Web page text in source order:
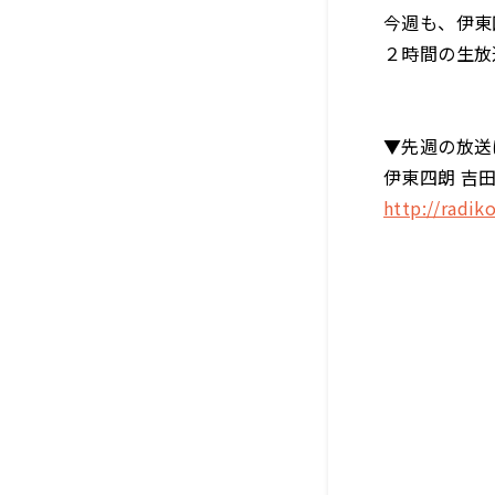
今週も、伊
２時間の生
▼先週の放送
伊東四朗 吉
http://